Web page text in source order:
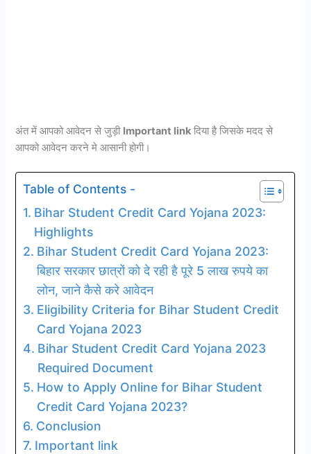
अंत में आपको आवेदन से जुड़ी Important link दिया है जिसके मदद से
आपको आवेदन करने मे आसानी होगी।
Table of Contents -
Bihar Student Credit Card Yojana 2023:
Highlights
Bihar Student Credit Card Yojana 2023:
बिहार सरकार छात्रों को दे रही है पूरे 5 लाख रुपये का
लोन, जाने कैसे करे आवेदन
Eligibility Criteria for Bihar Student Credit
Card Yojana 2023
Bihar Student Credit Card Yojana 2023
Required Document
How to Apply Online for Bihar Student
Credit Card Yojana 2023?
Conclusion
Important link